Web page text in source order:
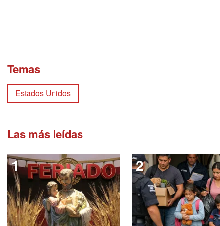
Temas
Estados Unidos
Las más leídas